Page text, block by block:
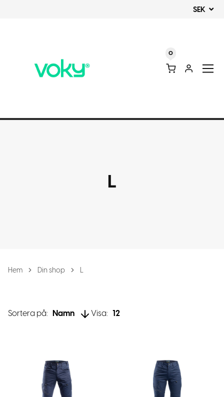
SEK
0
L
Hem Din shop L
Sortera på: Namn Visa: 12